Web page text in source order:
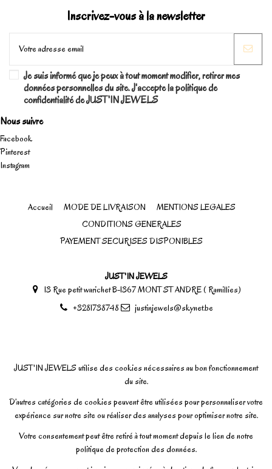
Inscrivez-vous à la newsletter
Je suis informé que je peux à tout moment modifier, retirer mes
données personnelles du site. J'accepte la politique de
confidentialité de JUST'IN JEWELS
Nous suivre
Facebook
Pinterest
Instagram
Accueil MODE DE LIVRAISON
MENTIONS LEGALES
CONDITIONS GENERALES
PAYEMENT SECURISES DISPONIBLES
JUST'IN JEWELS
13 Rue petit warichet B-1367 MONT ST ANDRE ( Ramillies)
+3281738748
justinjewels@skynet.be
JUST'IN JEWELS utilise des cookies nécessaires au bon fonctionnement
du site.
D’autres catégories de cookies peuvent être utilisées pour personnaliser votre
expérience sur notre site ou réaliser des analyses pour optimiser notre site.
Votre consentement peut être retiré à tout moment depuis le lien de notre
politique de protection des données.